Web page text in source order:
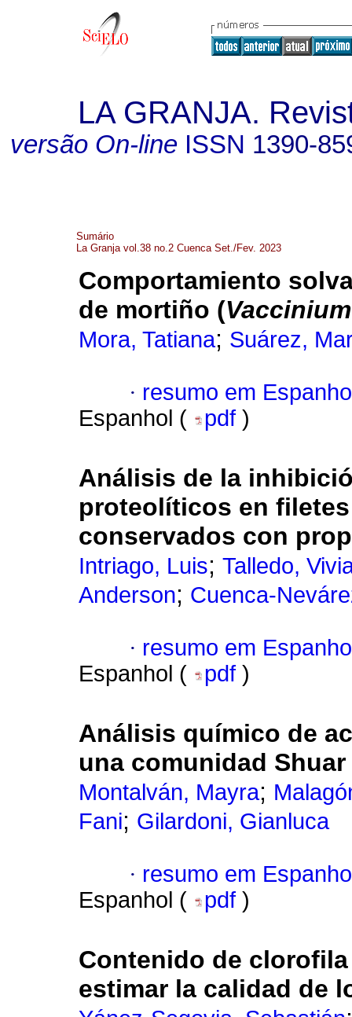
LA GRANJA.
versão On-line ISSN 1390-
Sumário
La Granja vol.38 no.2 Cuenca Set./Fev. 2023
Comportamiento
de mortiño (
Mora, Tatiana; Suárez,
· resumo em
Espanhol (
pdf )
Análisis de la
proteolíticos en
conservados con
Intriago, Luis; Talledo,
Anderson; Cuenca-
· resumo em
Espanhol (
pdf )
Análisis químico de
una comunidad
Montalván, Mayra;
Fani; Gilardoni, Gianluca
· resumo em
Espanhol (
pdf )
Contenido de
estimar la calidad de